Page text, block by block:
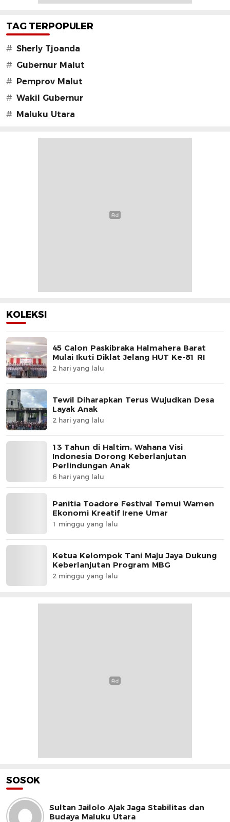
TAG TERPOPULER
# Sherly Tjoanda
# Gubernur Malut
# Pemprov Malut
# Wakil Gubernur
# Maluku Utara
KOLEKSI
45 Calon Paskibraka Halmahera Barat
Mulai Ikuti Diklat Jelang HUT Ke-81 RI
2 hari yang lalu
Tewil Diharapkan Terus Wujudkan Desa
Layak Anak
2 hari yang lalu
13 Tahun di Haltim, Wahana Visi
Indonesia Dorong Keberlanjutan
Perlindungan Anak
6 hari yang lalu
Panitia Toadore Festival Temui Wamen
Ekonomi Kreatif Irene Umar
1 minggu yang lalu
Ketua Kelompok Tani Maju Jaya Dukung
Keberlanjutan Program MBG
2 minggu yang lalu
SOSOK
Sultan Jailolo Ajak Jaga Stabilitas dan
Budaya Maluku Utara